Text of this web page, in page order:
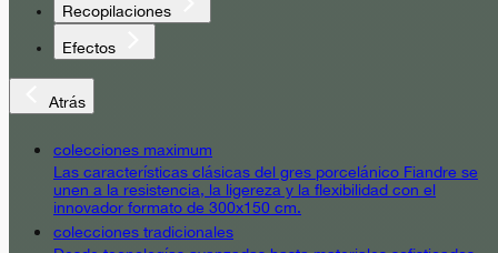
Recopilaciones
Efectos
Atrás
colecciones maximum
Las características clásicas del gres porcelánico Fiandre se
unen a la resistencia, la ligereza y la flexibilidad con el
innovador formato de 300x150 cm.
colecciones tradicionales